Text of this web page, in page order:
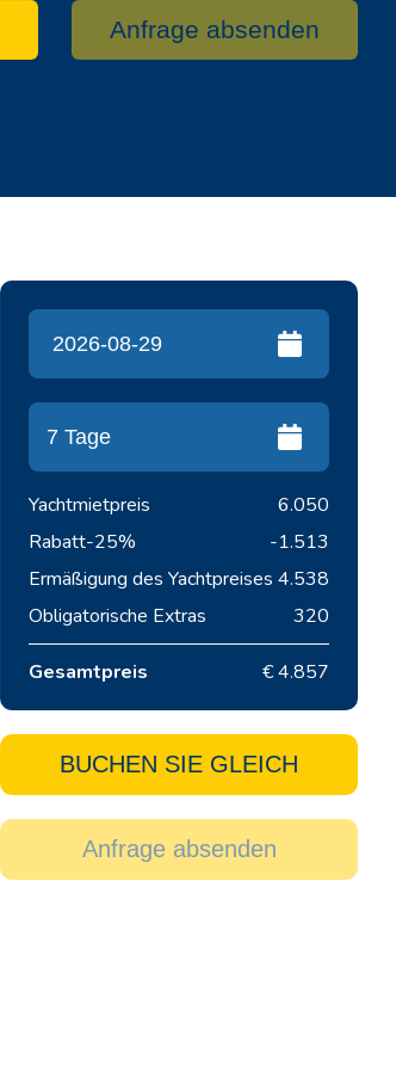
Anfrage absenden
Yachtmietpreis
6.050
Rabatt-25%
-1.513
Ermäßigung des Yachtpreises 4.538
Obligatorische Extras
320
Gesamtpreis € 4.857
BUCHEN SIE GLEICH
Anfrage absenden